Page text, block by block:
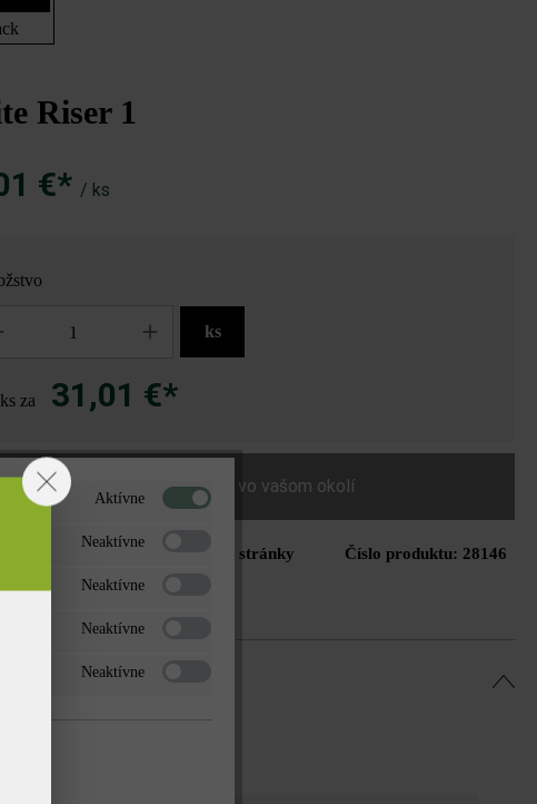
Riser 1
€* / ks
ks
za 31,01 €*
Nájdite predajcu vo vašom okolí
Tlač stránky Číslo produktu: 28146
Aktívne
Neaktívne
Neaktívne
Neaktívne
Neaktívne